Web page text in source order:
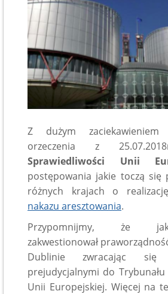
Z dużym zaciekawieniem
orzeczenia z
Sprawiedliwości Unii
postępowania jakie toczą się
różnych krajach o
nakazu aresztowania.
Przypomnijmy, że
zakwestionował
Dublinie zwracając
prejudycjalnymi do
Unii Europejskiej. Więcej na